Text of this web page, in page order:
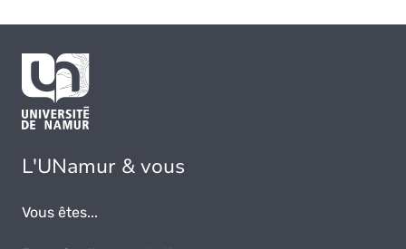
L'UNamur & vous
Vous êtes...